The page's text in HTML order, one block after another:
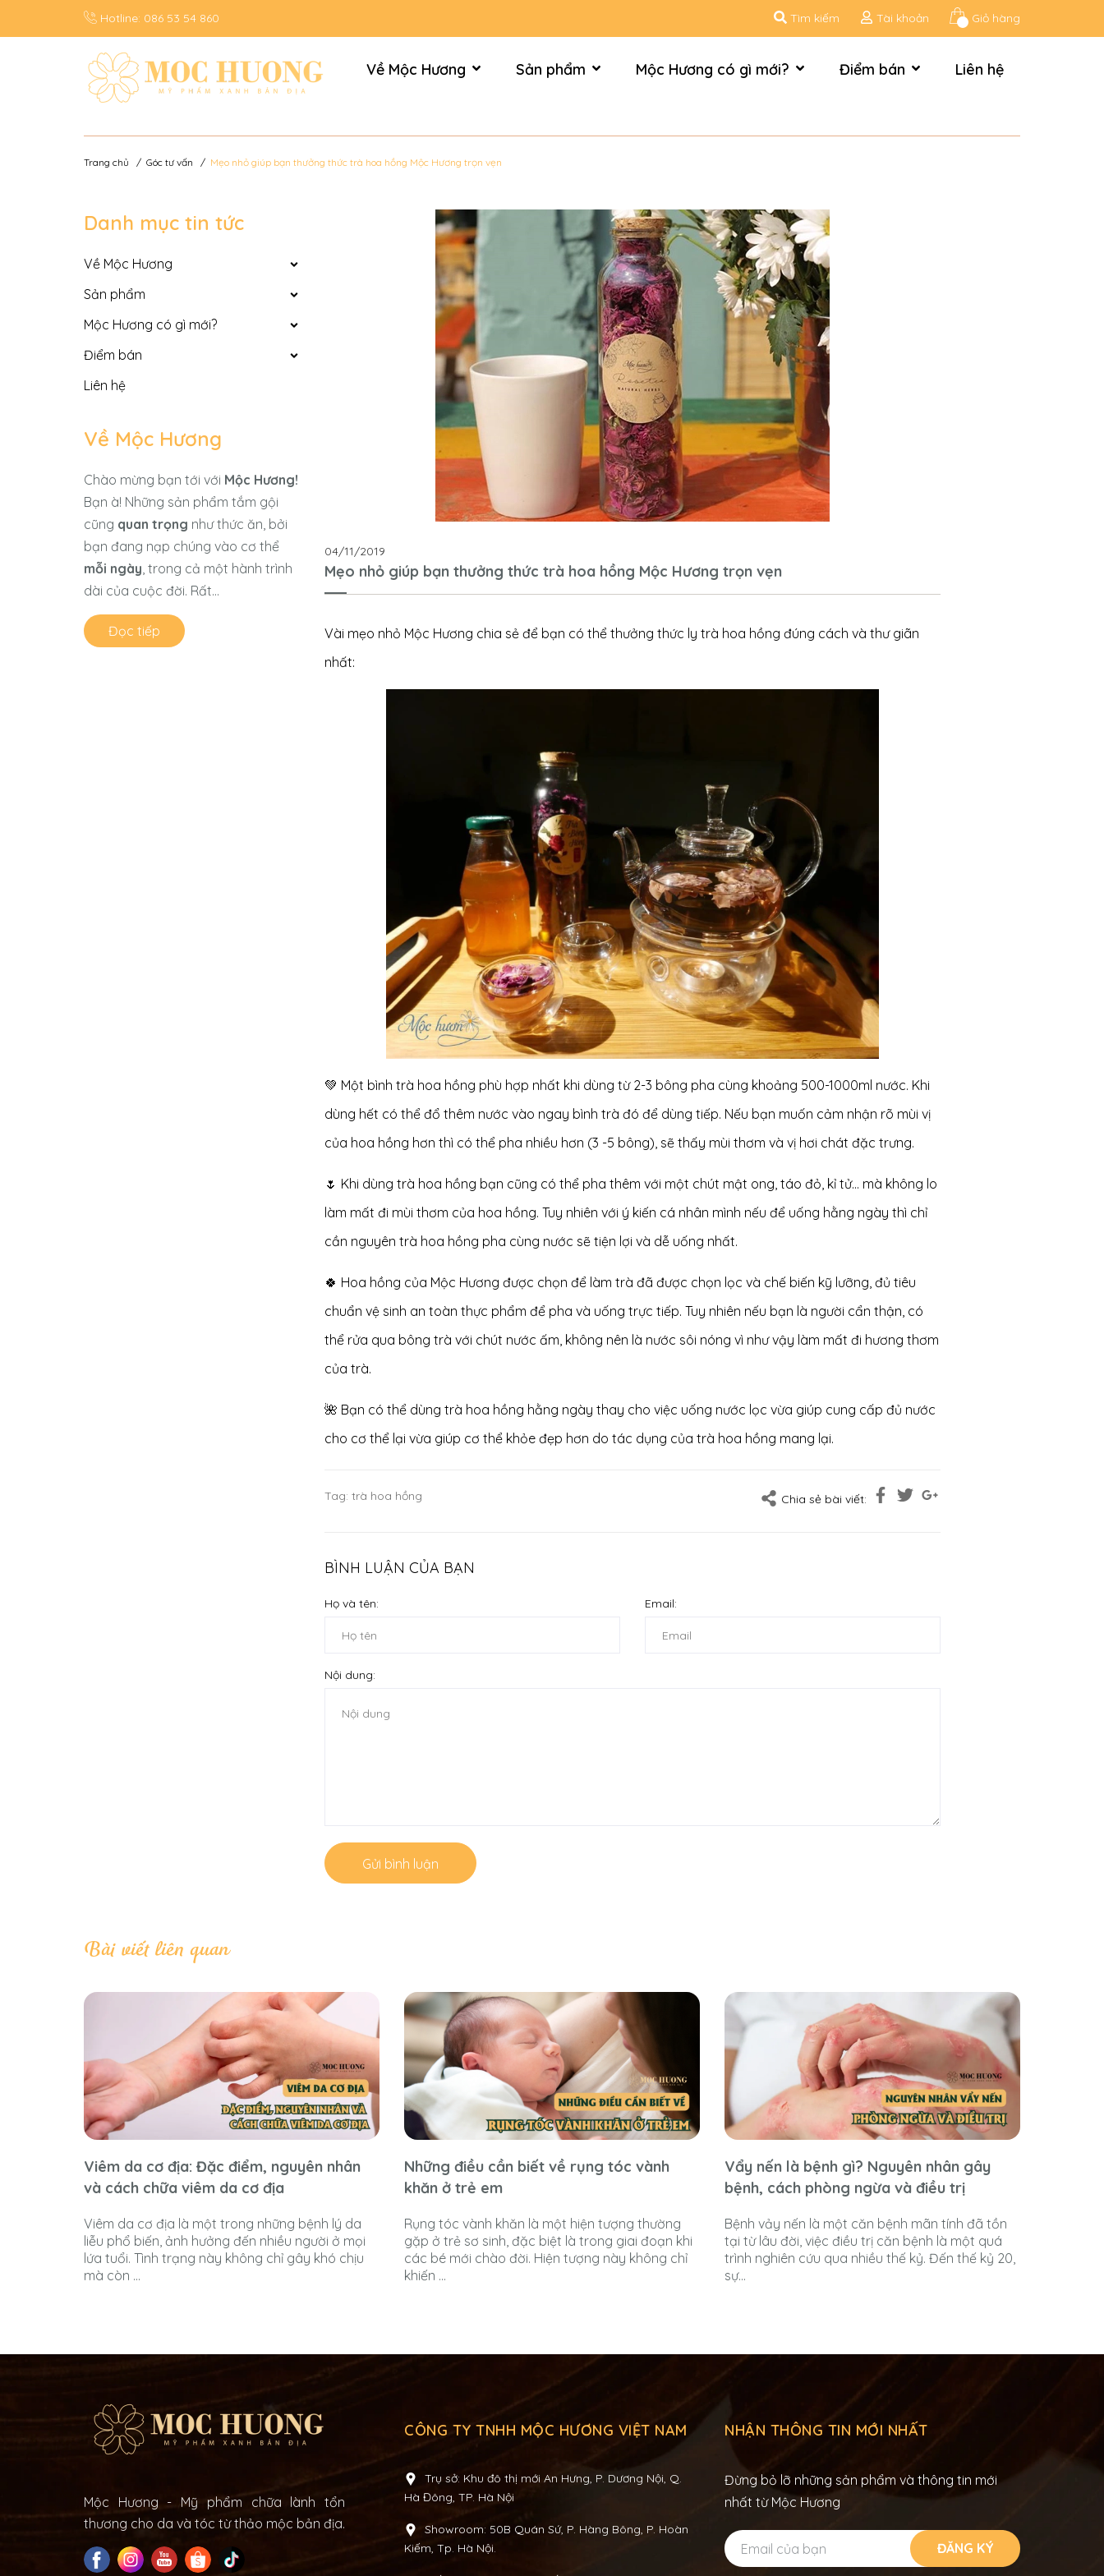
Hotline: 086 53 54 860 Giỏ hàng
Tài khoản
Tìm kiếm
Về Mộc Hương Sản phẩm Mộc Hương có gì mới? Điểm bán Liên hệ
Trang chủ / Góc tư vấn / Mẹo nhỏ giúp bạn thưởng thức trà hoa hồng Mộc Hương trọn vẹn
04/11/2019
Mẹo nhỏ giúp bạn thưởng thức trà hoa hồng Mộc Hương trọn vẹn
Vài mẹo nhỏ Mộc Hương chia sẻ để bạn có thể thưởng thức ly trà hoa hồng đúng cách và thư giãn
nhất:
💚 Một bình trà hoa hồng phù hợp nhất khi dùng từ 2-3 bông pha cùng khoảng 500-1000ml nước. Khi
dùng hết có thể đổ thêm nước vào ngay bình trà đó để dùng tiếp. Nếu bạn muốn cảm nhận rõ mùi vị
của hoa hồng hơn thì có thể pha nhiều hơn (3 -5 bông), sẽ thấy mùi thơm và vị hơi chát đặc trưng.
🌷 Khi dùng trà hoa hồng bạn cũng có thể pha thêm với một chút mật ong, táo đỏ, kỉ tử… mà không lo
làm mất đi mùi thơm của hoa hồng. Tuy nhiên với ý kiến cá nhân mình nếu để uống hằng ngày thì chỉ
cần nguyên trà hoa hồng pha cùng nước sẽ tiện lợi và dễ uống nhất.
🍀 Hoa hồng của Mộc Hương được chọn để làm trà đã được chọn lọc và chế biến kỹ lưỡng, đủ tiêu
chuẩn vệ sinh an toàn thực phẩm để pha và uống trực tiếp. Tuy nhiên nếu bạn là người cẩn thận, có
thể rửa qua bông trà với chút nước ấm, không nên là nước sôi nóng vì như vậy làm mất đi hương thơm
của trà.
🌺 Bạn có thể dùng trà hoa hồng hằng ngày thay cho việc uống nước lọc vừa giúp cung cấp đủ nước
cho cơ thể lại vừa giúp cơ thể khỏe đẹp hơn do tác dụng của trà hoa hồng mang lại.
Tag: trà hoa hồng Chia sẻ bài viết:
BÌNH LUẬN CỦA BẠN
Họ và tên: Email:
Nội dung:
Gửi bình luận
Danh mục tin tức
Về Mộc Hương
Sản phẩm
Mộc Hương có gì mới?
Điểm bán
Liên hệ
Về Mộc Hương
Chào mừng bạn tới với Mộc Hương!
Bạn à! Những sản phẩm tắm gội
cũng quan trọng như thức ăn, bởi
bạn đang nạp chúng vào cơ thể
mỗi ngày, trong cả một hành trình
dài của cuộc đời. Rất...
Đọc tiếp
Bài viết liên quan
Viêm da cơ địa: Đặc điểm, nguyên nhân
và cách chữa viêm da cơ địa
Viêm da cơ địa là một trong những bệnh lý da
liễu phổ biến, ảnh hưởng đến nhiều người ở mọi
lứa tuổi. Tình trạng này không chỉ gây khó chịu
mà còn ...
Những điều cần biết về rụng tóc vành
khăn ở trẻ em
Rụng tóc vành khăn là một hiện tượng thường
gặp ở trẻ sơ sinh, đặc biệt là trong giai đoạn khi
các bé mới chào đời. Hiện tượng này không chỉ
khiến ...
Vẩy nến là bệnh gì? Nguyên nhân gây
bệnh, cách phòng ngừa và điều trị
Bệnh vảy nến là một căn bệnh mãn tính đã tồn
tại từ lâu đời, việc điều trị căn bệnh là một quá
trình nghiên cứu qua nhiều thế kỷ. Đến thế kỷ 20,
sự...
ngứa
Mộc Hương - Mỹ phẩm chữa lành tổn
thương cho da và tóc từ thảo mộc bản địa.
CÔNG TY TNHH MỘC HƯƠNG VIỆT NAM
Trụ sở: Khu đô thị mới An Hưng, P. Dương Nội, Q.
Hà Đông, TP. Hà Nội
Showroom: 50B Quán Sứ, P. Hàng Bông, P. Hoàn
Kiếm, Tp. Hà Nội.
NHẬN THÔNG TIN MỚI NHẤT
Đừng bỏ lỡ những sản phẩm và thông tin mới
nhất từ Mộc Hương
ĐĂNG KÝ